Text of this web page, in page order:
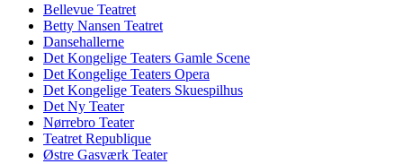
Bellevue Teatret
Betty Nansen Teatret
Dansehallerne
Det Kongelige Teaters Gamle Scene
Det Kongelige Teaters Opera
Det Kongelige Teaters Skuespilhus
Det Ny Teater
Nørrebro Teater
Teatret Republique
Østre Gasværk Teater